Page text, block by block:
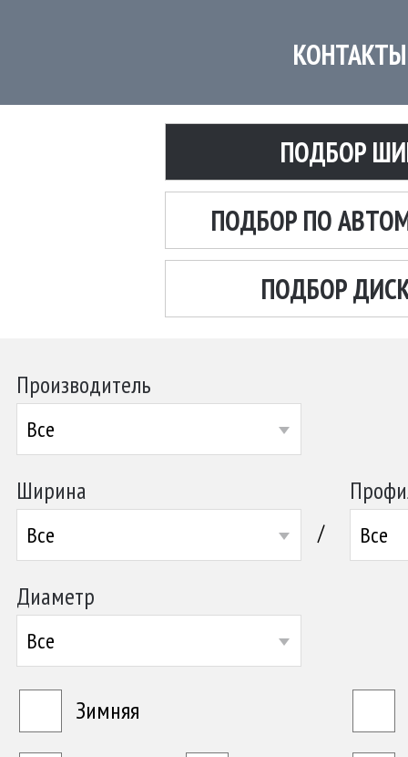
КОНТАКТЫ
ПОДБОР
ПОДБОР ПО
ПОДБОР
Производитель
Все
Ширина
Все / Все
Диаметр
Все
Зимняя